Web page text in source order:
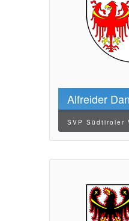
Alfreider
SVP Südtiroler